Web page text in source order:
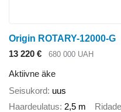
Origin ROTARY-12000-G
13 220 €
680 000 UAH
Aktiivne äke
Seisukord uus
Haardeulatus 2,5 m